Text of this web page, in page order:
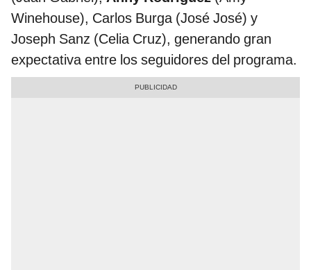
Winehouse), Carlos Burga (José José) y
Joseph Sanz (Celia Cruz), generando gran
expectativa entre los seguidores del programa.